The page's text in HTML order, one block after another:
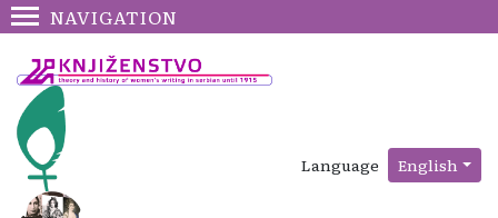
NAVIGATION
Language English